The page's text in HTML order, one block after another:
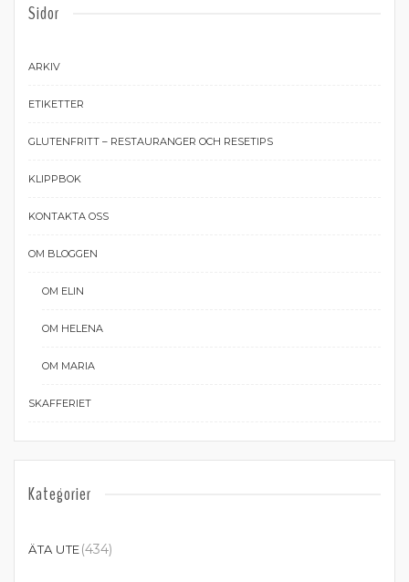
Sidor
ARKIV
ETIKETTER
GLUTENFRITT – RESTAURANGER OCH RESETIPS
KLIPPBOK
KONTAKTA OSS
OM BLOGGEN
OM ELIN
OM HELENA
OM MARIA
SKAFFERIET
Kategorier
ÄTA UTE(434)